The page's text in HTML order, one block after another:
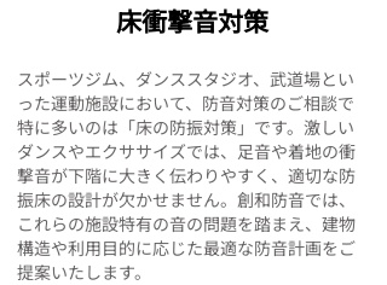
床衝撃音対策
スポーツジム、ダンススタジオ、武道場とい
った運動施設において、防音対策のご相談で
特に多いのは「床の防振対策」です。激しい
ダンスやエクササイズでは、足音や着地の衝
撃音が下階に大きく伝わりやすく、適切な防
振床の設計が欠かせません。創和防音では、
これらの施設特有の音の問題を踏まえ、建物
構造や利用目的に応じた最適な防音計画をご
提案いたします。